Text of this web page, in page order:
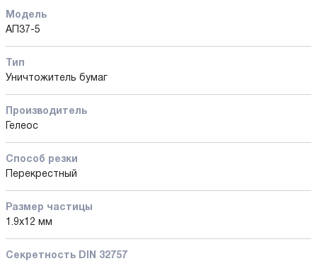
Модель
АП37-5
Тип
Уничтожитель бумаг
Производитель
Гелеос
Способ резки
Перекрестный
Размер частицы
1.9x12 мм
Секретность DIN 32757